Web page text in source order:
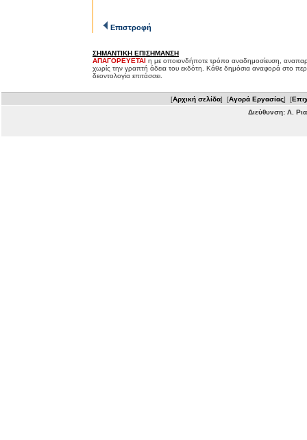
Επιστροφή
ΣΗΜΑΝΤΙΚΗ ΕΠΙΣΗΜΑΝΣΗ
ΑΠΑΓΟΡΕΥΕΤΑΙ η με οποιονδήποτε τρόπο αναδημοσίευση,
χωρίς την γραπτή άδεια του εκδότη. Κάθε δημόσια αναφορά στο
δεοντολογία επιτάσσει.
[Αρχική σελίδα] [Αγορά Εργασίας] [
Διεύθυνση: Λ.